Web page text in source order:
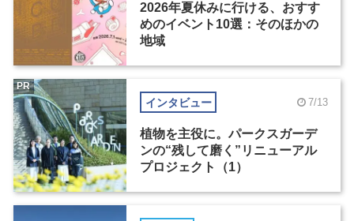
2026年夏休みに行ける、おすす
めのイベント10選：そのほかの
地域
インタビュー 7/13
植物を主役に。パークスガーデ
ンの“残して磨く”リニューアル
プロジェクト（1）
PR